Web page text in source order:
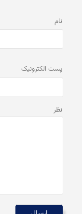
نام
پست الكترونيک
نظر